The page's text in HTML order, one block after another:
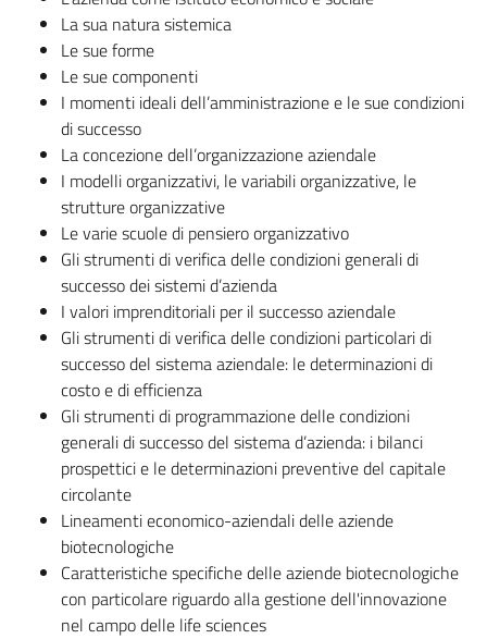
La sua natura sistemica
Le sue forme
Le sue componenti
I momenti ideali dell’amministrazione e le sue condizioni
di successo
La concezione dell’organizzazione aziendale
I modelli organizzativi, le variabili organizzative, le
strutture organizzative
Le varie scuole di pensiero organizzativo
Gli strumenti di verifica delle condizioni generali di
successo dei sistemi d’azienda
I valori imprenditoriali per il successo aziendale
Gli strumenti di verifica delle condizioni particolari di
successo del sistema aziendale: le determinazioni di
costo e di efficienza
Gli strumenti di programmazione delle condizioni
generali di successo del sistema d’azienda: i bilanci
prospettici e le determinazioni preventive del capitale
circolante
Lineamenti economico-aziendali delle aziende
biotecnologiche
Caratteristiche specifiche delle aziende biotecnologiche
con particolare riguardo alla gestione dell'innovazione
nel campo delle life sciences